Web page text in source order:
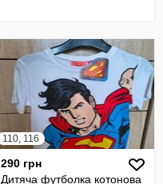
110, 116
290 грн
Дитяча футболка котонова